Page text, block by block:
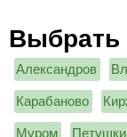
Выбрать
Александров
Карабаново
Муром Петушки